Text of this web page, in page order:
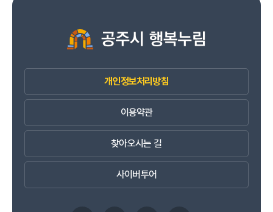
개인정보처리방침
이용약관
찾아오시는 길
사이버투어